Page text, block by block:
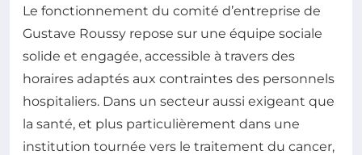
Le fonctionnement du comité d’entreprise de
Gustave Roussy repose sur une équipe sociale
solide et engagée, accessible à travers des
horaires adaptés aux contraintes des personnels
hospitaliers. Dans un secteur aussi exigeant que
la santé, et plus particulièrement dans une
institution tournée vers le traitement du cancer,